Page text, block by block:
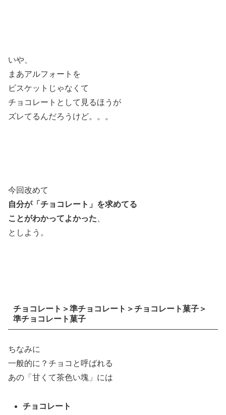
いや、
まあアルフォートを
ビスケットじゃなくて
チョコレートとして見るほうが
ズレてるんだろうけど。。。
今回改めて
自分が「チョコレート」を求めてる
ことがわかってよかった
としよう。
チョコレート＞準チョコレート＞チョコレート菓子＞
準チョコレート菓子
ちなみに
一般的に？チョコと呼ばれる
あの「甘くて茶色い塊」には
チョコレート